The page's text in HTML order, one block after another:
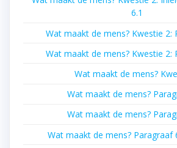
6.1
Wat maakt de mens? Kwestie 2:
Wat maakt de mens? Kwestie 2:
Wat maakt de mens?
Wat maakt de mens?
Wat maakt de mens?
Wat maakt de mens? Paragraaf